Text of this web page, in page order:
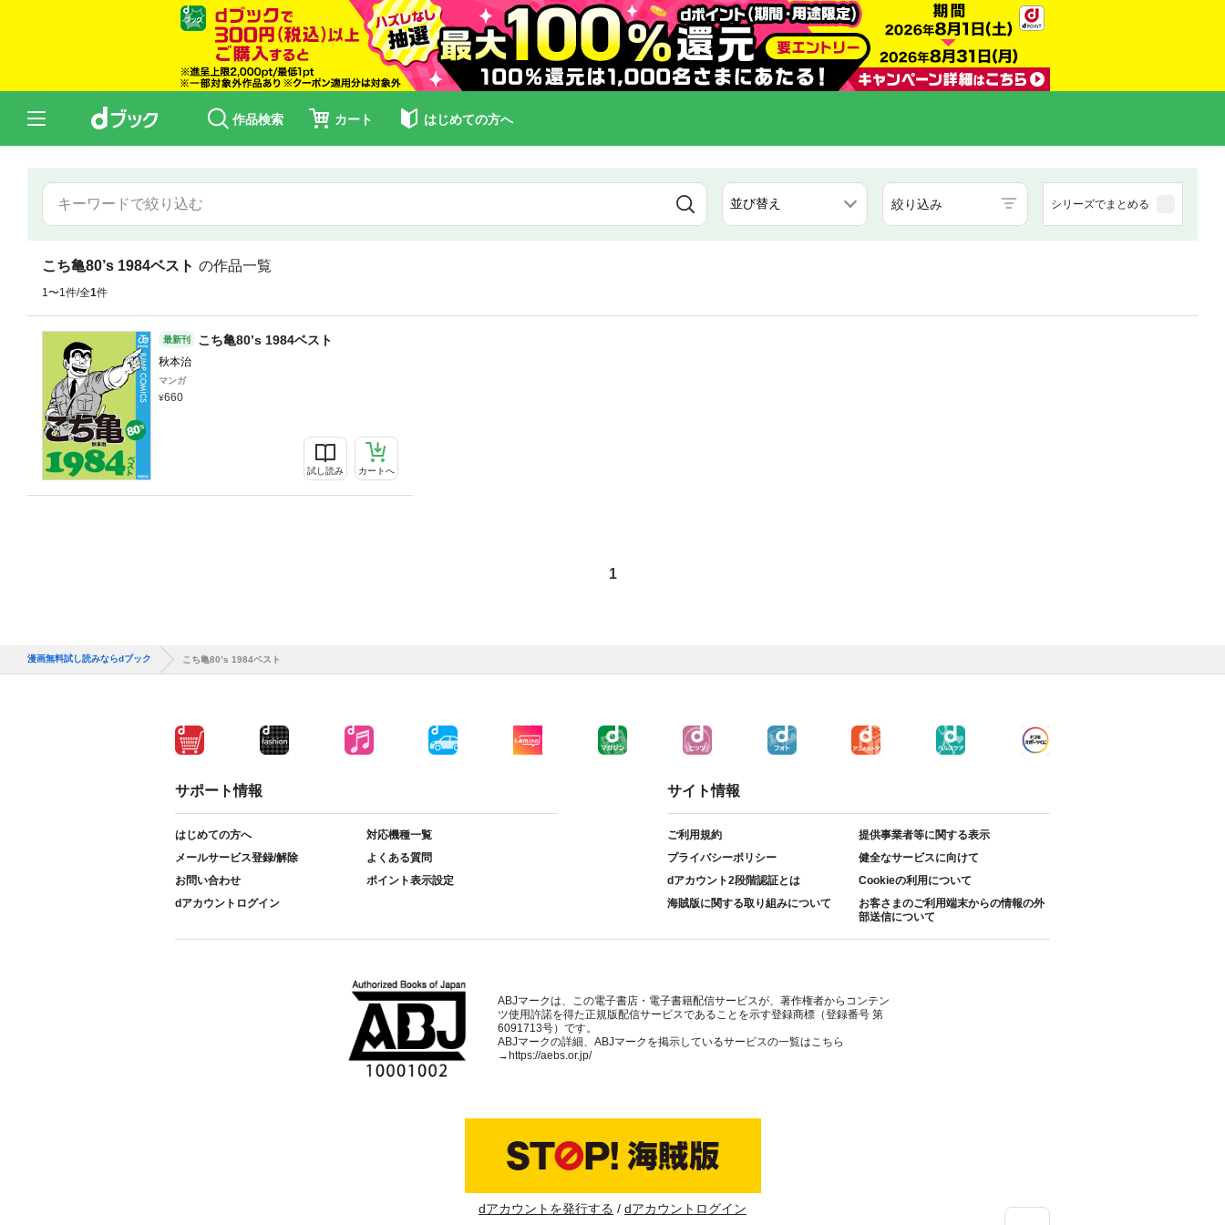
作品検索 カート はじめての方へ
絞り込み シリーズでまとめる
こち亀80’s 1984ベスト の作品一覧
1〜1件/全1件
最新刊 こち亀80’s 1984ベスト
秋本治
マンガ
660
試し読み カートへ
1
漫画無料試し読みならdブック こち亀80’s 1984ベスト
サポート情報
はじめての方へ
対応機種一覧
メールサービス登録/解除
よくある質問
お問い合わせ
ポイント表示設定
dアカウントログイン
サイト情報
ご利用規約
提供事業者等に関する表示
プライバシーポリシー
健全なサービスに向けて
dアカウント2段階認証とは
Cookieの利用について
海賊版に関する取り組みについて
お客さまのご利用端末からの情報の外
部送信について
ABJマークは、この電子書店・電子書籍配信サービスが、著作権者からコンテン
ツ使用許諾を得た正規版配信サービスであることを示す登録商標（登録番号 第
6091713号）です。
ABJマークの詳細、ABJマークを掲示しているサービスの一覧はこちら
→ https://aebs.or.jp/
dアカウントを発行する dアカウントログイン